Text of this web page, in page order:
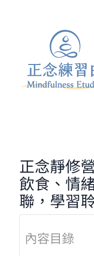
正念靜修
飲食、情
聯，學習
內容目錄